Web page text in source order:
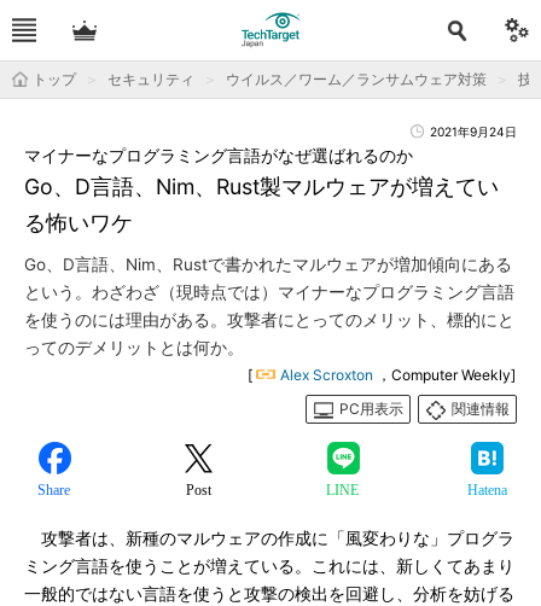
トップ セキュリティ ウイルス／ワーム／ランサムウェア対策 技
2021年9月24日
Go、D言語、Nim、Rust製マルウェアが増えてい
る怖いワケ
マイナーなプログラミング言語がなぜ選ばれるのか
Go、D言語、Nim、Rustで書かれたマルウェアが増加傾向にある
という。わざわざ（現時点では）マイナーなプログラミング言語
を使うのには理由がある。攻撃者にとってのメリット、標的にと
ってのデメリットとは何か。
[ Alex Scroxton ，Computer Weekly]
PC用表示
関連情報
Share Post LINE Hatena
攻撃者は、新種のマルウェアの作成に「風変わりな」プログラ
ミング言語を使うことが増えている。これには、新しくてあまり
一般的ではない言語を使うと攻撃の検出を回避し、分析を妨げる